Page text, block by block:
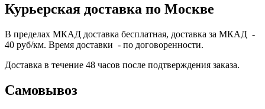
Курьерская доставка по Москве
В пределах МКАД доставка бесплатная, доставка за МКАД -
40 руб/км. Время доставки - по договоренности.
Доставка в течение 48 часов после подтверждения заказа.
Самовывоз